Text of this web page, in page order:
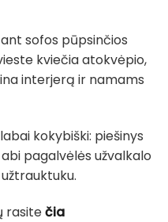
sofos pūpsinčios
kviečia atokvėpio,
interjerą ir namams
kokybiški: piešinys
pagalvėlės užvalkalo
rasitečia